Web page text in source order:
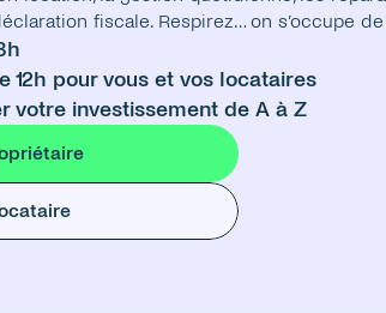
fiscale. Respirez… on s’occupe
12h pour vous et vos locataires
votre investissement de A à Z